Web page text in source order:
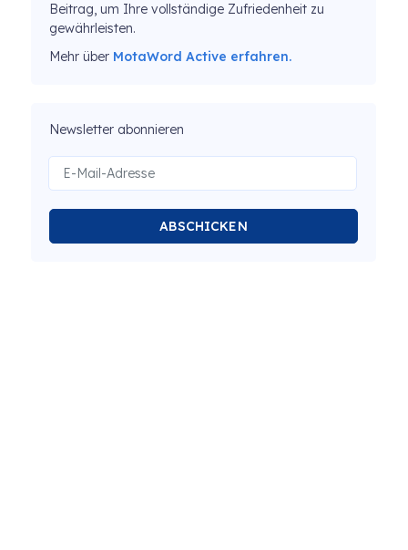
Beitrag, um Ihre vollständige Zufriedenheit zu
gewährleisten.
Mehr über MotaWord Active erfahren.
Newsletter abonnieren
ABSCHICKEN